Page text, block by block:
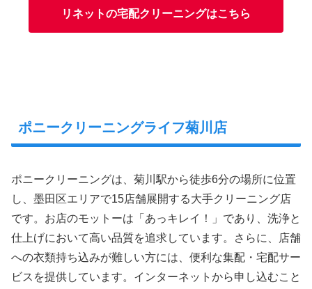
リネットの宅配クリーニングはこちら
ポニークリーニングライフ菊川店
ポニークリーニングは、菊川駅から徒歩6分の場所に位置
し、墨田区エリアで15店舗展開する大手クリーニング店
です。お店のモットーは「あっキレイ！」であり、洗浄と
仕上げにおいて高い品質を追求しています。さらに、店舗
への衣類持ち込みが難しい方には、便利な集配・宅配サー
ビスを提供しています。インターネットから申し込むこと